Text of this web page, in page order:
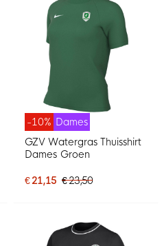
-10% Dames
GZV Watergras Thuisshirt
Dames Groen
€ 21,15 € 23,50